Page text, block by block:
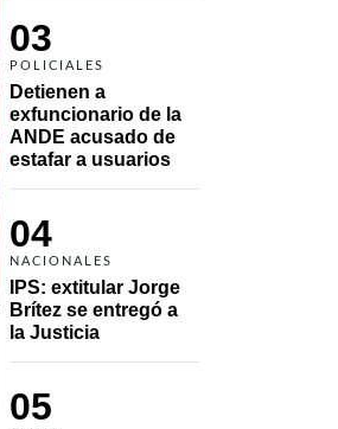
03
POLICIALES
Detienen a
exfuncionario de la
ANDE acusado de
estafar a usuarios
04
NACIONALES
IPS: extitular Jorge
Brítez se entregó a
la Justicia
05